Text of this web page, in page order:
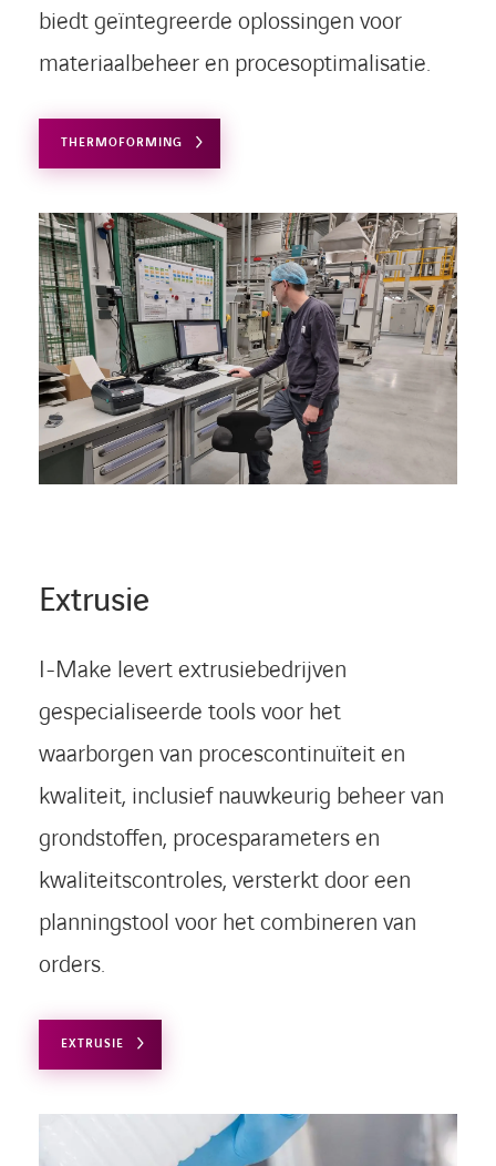
biedt geïntegreerde oplossingen voor
materiaalbeheer en procesoptimalisatie.
THERMOFORMING
Extrusie
I-Make levert extrusiebedrijven
gespecialiseerde tools voor het
waarborgen van procescontinuïteit en
kwaliteit, inclusief nauwkeurig beheer van
grondstoffen, procesparameters en
kwaliteitscontroles, versterkt door een
planningstool voor het combineren van
orders.
EXTRUSIE